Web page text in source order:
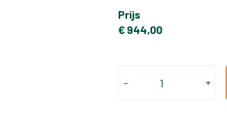
Prijs
€ 944,00
- +